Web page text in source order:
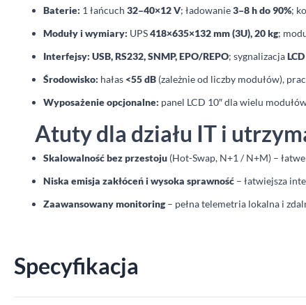
Baterie: 1 łańcuch 32–40×12 V; ładowanie3–8 h do 90%;
Moduły i wymiary: UPS418×635×132 mm (3U), 20 kg;
Interfejsy: USB, RS232, SNMP, EPO/REPO; sygnalizacja
Środowisko: hałas <55 dB (zależnie od liczby modułów),
Wyposażenie opcjonalne: panel LCD 10″ dla wielu
Atuty dla działu IT i
Skalowalność bez przestoju (Hot-Swap, N+1 / N+M) –
Niska emisja zakłóceń i wysoka sprawność – łatwiejsza
Zaawansowany monitoring– pełna telemetria lokalna i
Specyfikacja